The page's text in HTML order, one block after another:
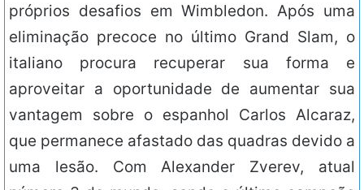
próprios desafios em Wimbledon. Após uma
eliminação precoce no último Grand Slam, o
italiano procura recuperar sua forma e
aproveitar a oportunidade de aumentar sua
vantagem sobre o espanhol Carlos Alcaraz,
que permanece afastado das quadras devido a
uma lesão. Com Alexander Zverev, atual